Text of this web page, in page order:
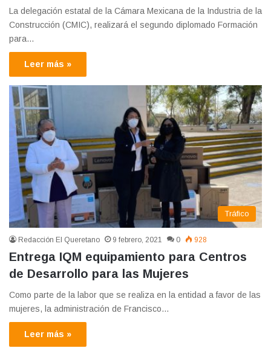
La delegación estatal de la Cámara Mexicana de la Industria de la
Construcción (CMIC), realizará el segundo diplomado Formación
para…
Leer más »
Tráfico
Redacción El Queretano 9 febrero, 2021 0 928
Entrega IQM equipamiento para Centros
de Desarrollo para las Mujeres
Como parte de la labor que se realiza en la entidad a favor de las
mujeres, la administración de Francisco…
Leer más »